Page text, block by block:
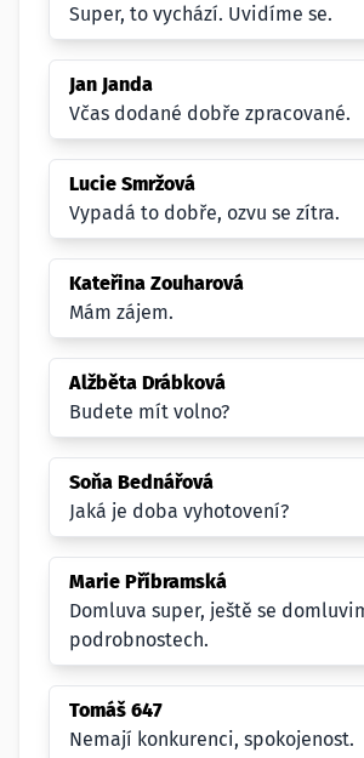
Super, to vychází. Uvidíme se.
Jan Janda
Včas dodané dobře zpracované.
Lucie Smržová
Vypadá to dobře, ozvu se zítra.
Kateřina Zouharová
Mám zájem.
Alžběta Drábková
Budete mít volno?
Soňa Bednářová
Jaká je doba vyhotovení?
Marie Příbramská
Domluva super, ještě se
podrobnostech.
Tomáš 647
Nemají konkurenci, spokojenost.